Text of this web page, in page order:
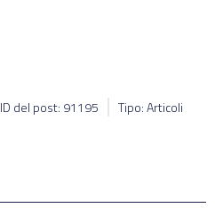
ID del post: 91195 Tipo: Articoli